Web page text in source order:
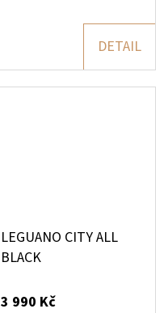
DETAIL
LEGUANO CITY ALL
BLACK
3 990 Kč